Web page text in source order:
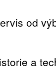
od
a